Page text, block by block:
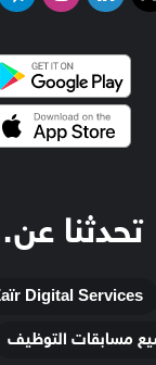
تحدثنا
Digital Services
مسابقات التوظيف